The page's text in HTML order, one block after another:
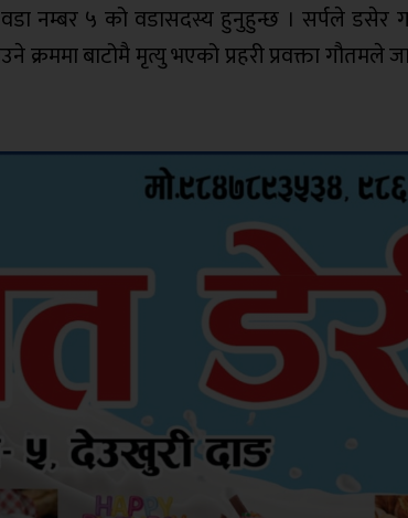
नम्बर ५ को वडासदस्य हुनुहुन्छ । सर्पले डसेर
बाटोमै मृत्यु भएको प्रहरी प्रवक्ता गौतमले